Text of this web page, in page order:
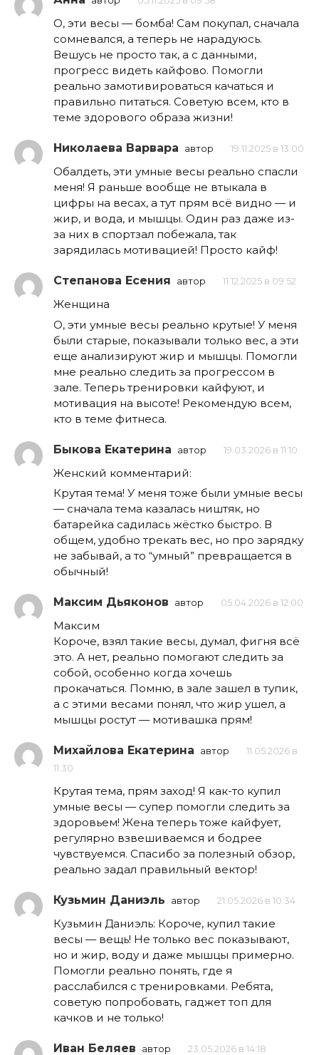
О, эти весы — бомба! Сам покупал, сначала
сомневался, а теперь не нарадуюсь.
Вешусь не просто так, а с данными,
прогресс видеть кайфово. Помогли
реально замотивироваться качаться и
правильно питаться. Советую всем, кто в
теме здорового образа жизни!
Николаева Варвара автор 19.11.2025 в 13:00
Обалдеть, эти умные весы реально спасли
меня! Я раньше вообще не втыкала в
цифры на весах, а тут прям всё видно — и
жир, и вода, и мышцы. Один раз даже из-
за них в спортзал побежала, так
зарядилась мотивацией! Просто кайф!
Степанова Есения автор 11.12.2025 в 09:52
Женщина
О, эти умные весы реально крутые! У меня
были старые, показывали только вес, а эти
еще анализируют жир и мышцы. Помогли
мне реально следить за прогрессом в
зале. Теперь тренировки кайфуют, и
мотивация на высоте! Рекомендую всем,
кто в теме фитнеса.
Быкова Екатерина автор 19.03.2026 в 11:10
Женский комментарий:
Крутая тема! У меня тоже были умные весы
— сначала тема казалась ништяк, но
батарейка садилась жёстко быстро. В
общем, удобно трекать вес, но про зарядку
не забывай, а то “умный” превращается в
обычный!
Максим Дьяконов автор 05.04.2026 в 12:00
Максим
Короче, взял такие весы, думал, фигня всё
это. А нет, реально помогают следить за
собой, особенно когда хочешь
прокачаться. Помню, в зале зашел в тупик,
а с этими весами понял, что жир ушел, а
мышцы ростут — мотивашка прям!
Михайлова Екатерина автор
11.05.2026 в
11:30
Крутая тема, прям заход! Я как-то купил
умные весы — супер помогли следить за
здоровьем! Жена теперь тоже кайфует,
регулярно взвешиваемся и бодрее
чувствуемся. Спасибо за полезный обзор,
реально задал правильный вектор!
Кузьмин Даниэль автор 21.05.2026 в 10:34
Кузьмин Даниэль: Короче, купил такие
весы — вещь! Не только вес показывают,
но и жир, воду и даже мышцы примерно.
Помогли реально понять, где я
расслабился с тренировками. Ребята,
советую попробовать, гаджет топ для
качков и не только!
Иван Беляев автор 23.05.2026 в 14:18